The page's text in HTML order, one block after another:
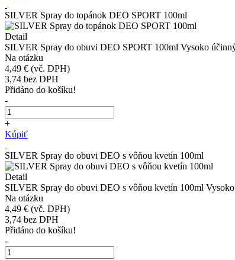
SILVER Spray do topánok DEO SPORT 100ml
Detail
SILVER Spray do obuvi DEO SPORT 100ml Vysoko
Na otázku
4,49 € (vč. DPH)
3,74 bez DPH
Přidáno do košíku!
-
+
Kúpiť
SILVER Spray do obuvi DEO s vôňou kvetín 100ml
Detail
SILVER Spray do obuvi DEO s vôňou kvetín 100ml
Na otázku
4,49 € (vč. DPH)
3,74 bez DPH
Přidáno do košíku!
-